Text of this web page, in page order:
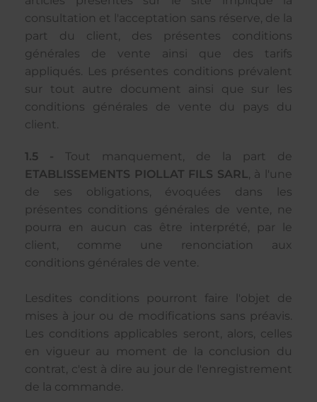
consultation et l'acceptation sans réserve, de la
part du client, des présentes conditions
générales de vente ainsi que des tarifs
appliqués. Les présentes conditions prévalent
sur tout autre document ainsi que sur les
conditions générales de vente du pays du
client.
1.5 - Tout manquement, de la part de
ETABLISSEMENTS PIOLLAT FILS SARL, à l'une
de ses obligations, évoquées dans les
présentes conditions générales de vente, ne
pourra en aucun cas être interprété, par le
client, comme une renonciation aux
conditions générales de vente.
Lesdites conditions pourront faire l'objet de
mises à jour ou de modifications sans préavis.
Les conditions applicables seront, alors, celles
en vigueur au moment de la conclusion du
contrat, c'est à dire au jour de l'enregistrement
de la commande.